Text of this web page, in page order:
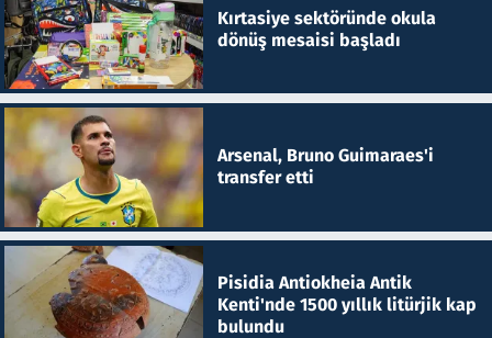
Kırtasiye sektöründe okula
dönüş mesaisi başladı
Arsenal, Bruno Guimaraes'i
transfer etti
Pisidia Antiokheia Antik
Kenti'nde 1500 yıllık litürjik kap
bulundu